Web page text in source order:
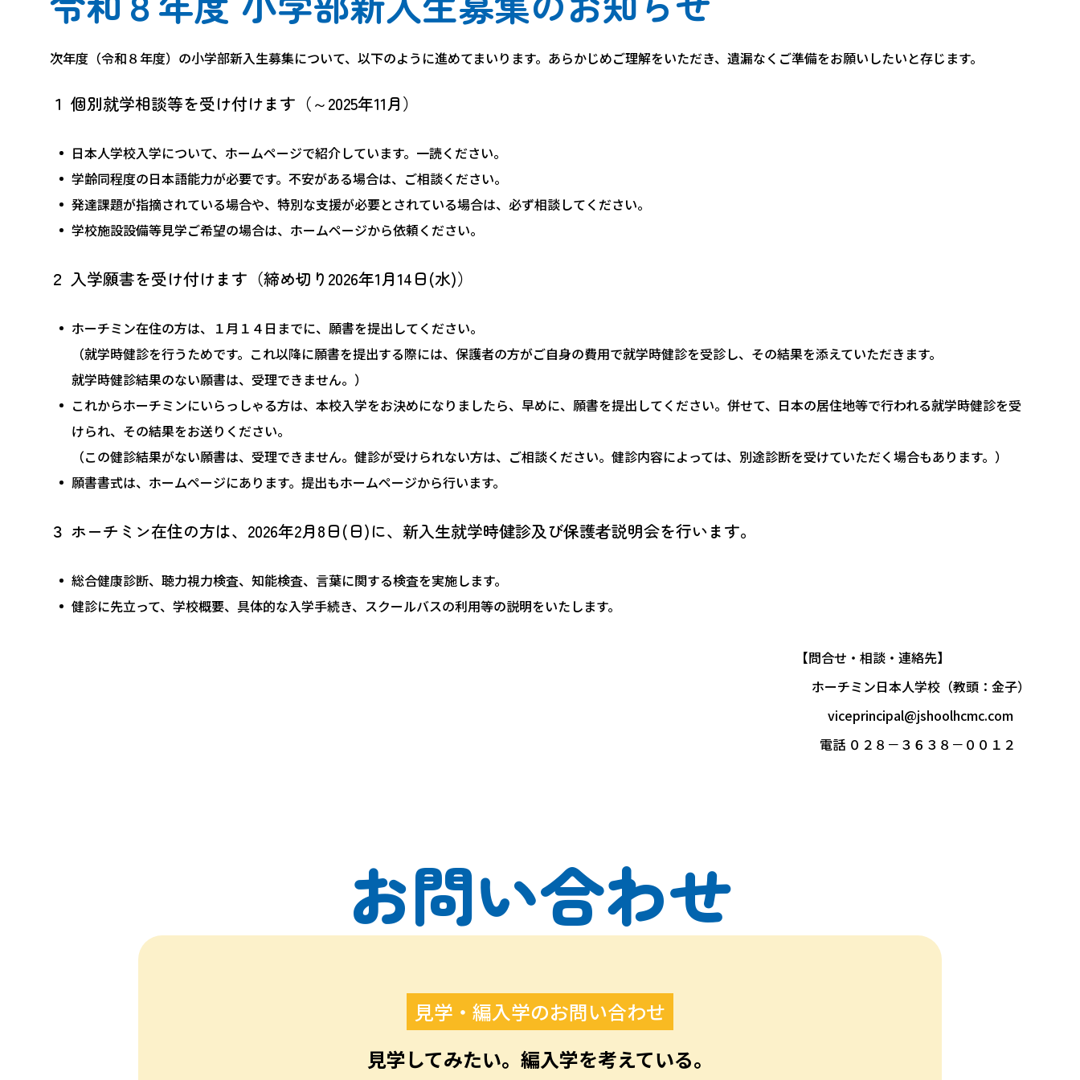
次年度（令和８年度）の小学部新入生募集について、以下のように進めてまいります。あらかじめご理解をいただき、遺漏なくご準備をお願いしたいと存じます。
１ 個別就学相談等を受け付けます（～2025年11月）
日本人学校入学について、ホームページで紹介しています。一読ください。
学齢同程度の日本語能力が必要です。不安がある場合は、ご相談ください。
発達課題が指摘されている場合や、特別な支援が必要とされている場合は、必ず相談してください。
学校施設設備等見学ご希望の場合は、ホームページから依頼ください。
２ 入学願書を受け付けます（締め切り2026年1月14日(水)）
ホーチミン在住の方は、１月１４日までに、願書を提出してください。
（就学時健診を行うためです。これ以降に願書を提出する際には、保護者の方がご自身の費用で就学時健診を受診し、その結果を添えていただきます。
就学時健診結果のない願書は、受理できません。）
これからホーチミンにいらっしゃる方は、本校入学をお決めになりましたら、早めに、願書を提出してください。併せて、日本の居住地等で行われる就学時健診を受
けられ、その結果をお送りください。
（この健診結果がない願書は、受理できません。健診が受けられない方は、ご相談ください。健診内容によっては、別途診断を受けていただく場合もあります。）
願書書式は、ホームページにあります。提出もホームページから行います。
３ ホーチミン在住の方は、2026年2月8日(日)に、新入生就学時健診及び保護者説明会を行います。
総合健康診断、聴力視力検査、知能検査、言葉に関する検査を実施します。
健診に先立って、学校概要、具体的な入学手続き、スクールバスの利用等の説明をいたします。
【問合せ・相談・連絡先】
ホーチミン日本人学校（教頭：金子）
viceprincipal@jshoolhcmc.com
電話 ０２８－３６３８－００１２
お問い合わせ
見学・編入学のお問い合わせ
見学してみたい。編入学を考えている。